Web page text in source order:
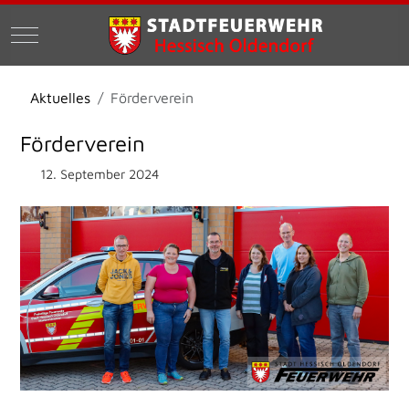
Mobile Menu Toggle
Aktuelles Förderverein
Förderverein
12. September 2024